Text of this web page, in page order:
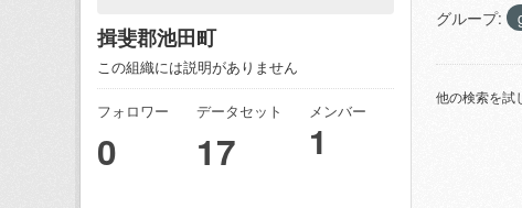
揖斐郡池田町
この組織には説明がありません
フォロワー
0
データセット
17
メンバー
1
グループ:
他の検索を試